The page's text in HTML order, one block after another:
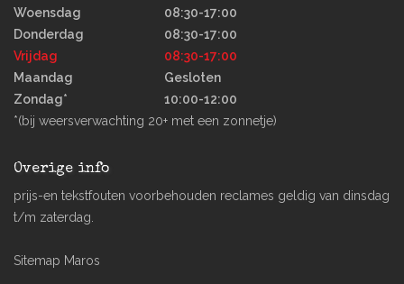
Woensdag
08:30-17:00
Donderdag
08:30-17:00
Vrijdag
08:30-17:00
Maandag
Gesloten
Zondag*
10:00-12:00
*(bij weersverwachting 20+ met een zonnetje)
Overige info
prijs-en tekstfouten voorbehouden reclames geldig van dinsdag
t/m zaterdag.
Sitemap Maros